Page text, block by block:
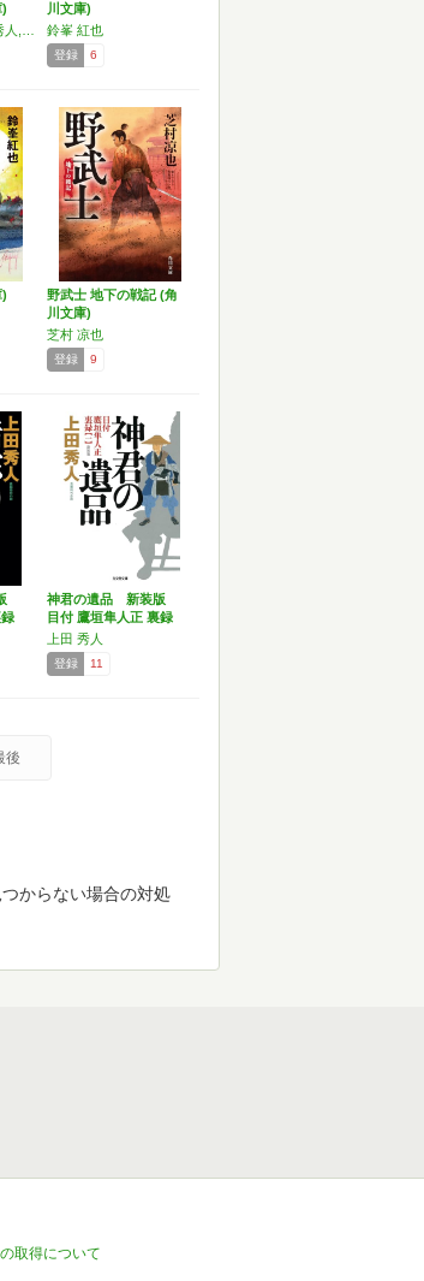
川文庫)
鈴峯 紅也
登録 6
野武士 地下の戦記 (角
川文庫)
芝村 凉也
登録 9
神君の遺品 新装版
目付 鷹垣隼人正 裏録
（…
上田 秀人
登録 11
後
からない場合の対処
取得について